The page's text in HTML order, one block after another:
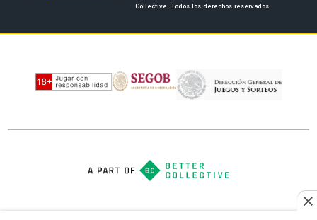
¿Guillermo Ochoa tendrá partido de homenaje